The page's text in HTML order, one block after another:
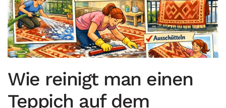
Wie reinigt man einen
Teppich auf dem